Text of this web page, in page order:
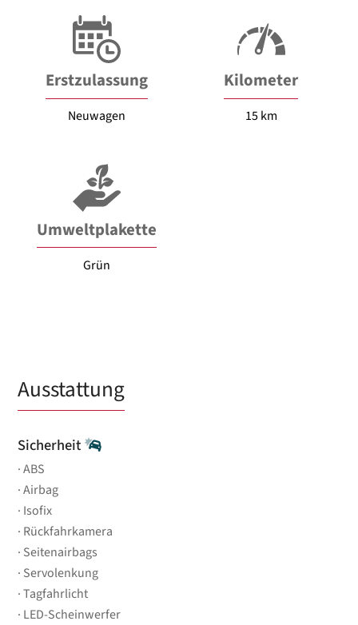
Erstzulassung
Neuwagen
Kilometer
15 km
Umweltplakette
Grün
Ausstattung
Sicherheit
ABS
Airbag
Isofix
Rückfahrkamera
Seitenairbags
Servolenkung
Tagfahrlicht
LED-Scheinwerfer